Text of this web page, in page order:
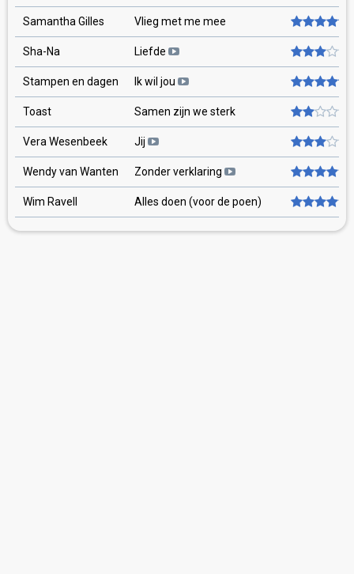
Samantha Gilles Vlieg met me mee
Sha-Na Liefde
Stampen en dagen Ik wil jou
Toast Samen zijn we sterk
Vera Wesenbeek Jij
Wendy van Wanten Zonder verklaring
Wim Ravell Alles doen (voor de poen)